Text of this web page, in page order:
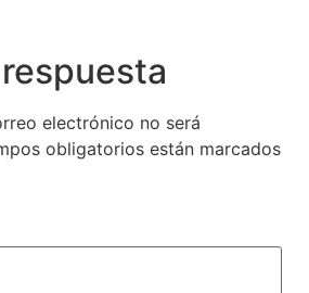
electrónico no será
obligatorios están marcados